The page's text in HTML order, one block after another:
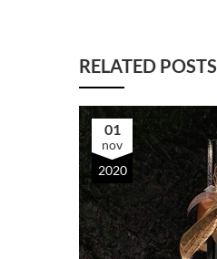
RELATED POSTS
01
nov
2020